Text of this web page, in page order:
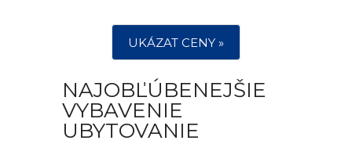
UKÁZAT CENY »
NAJOBĽÚBENEJŠIE
VYBAVENIE
UBYTOVANIE